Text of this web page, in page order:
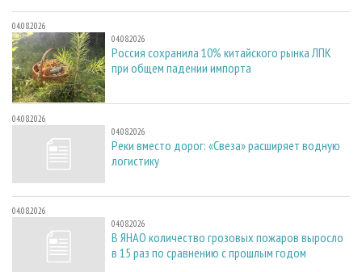
04.08.2026
04.08.2026
Россия сохранила 10% китайского рынка ЛПК
при общем падении импорта
04.08.2026
04.08.2026
Реки вместо дорог: «Свеза» расширяет водную
логистику
04.08.2026
04.08.2026
В ЯНАО количество грозовых пожаров выросло
в 15 раз по сравнению с прошлым годом